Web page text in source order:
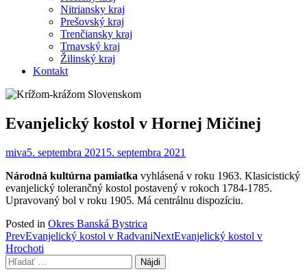
Nitriansky kraj
Prešovský kraj
Trenčiansky kraj
Trnavský kraj
Žilinský kraj
Kontakt
Evanjelický kostol v Hornej Mičinej
miva5. septembra 2021 5. septembra 2021
Národná kultúrna pamiatka vyhlásená v roku 1963. Klasicistický
evanjelický tolerančný kostol postavený v rokoch 1784-1785.
Upravovaný bol v roku 1905. Má centrálnu dispozíciu.
Posted in Okres Banská Bystrica
Post
navigation
PrevEvanjelický kostol v RadvaniNextEvanjelický kostol v
Hrochoti
Hľadať: